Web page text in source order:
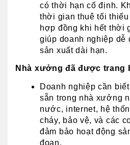
có thời hạn cố định.
thời gian thuê tối
hợp đồng khi hết thời
giúp doanh nghiệp dễ
sản xuất dài hạn.
Nhà xưởng đã được trang
Doanh nghiệp cần
sẵn trong nhà xưởng
nước, internet, hệ
cháy, bảo vệ, và các
đảm bảo hoạt động
đoạn.